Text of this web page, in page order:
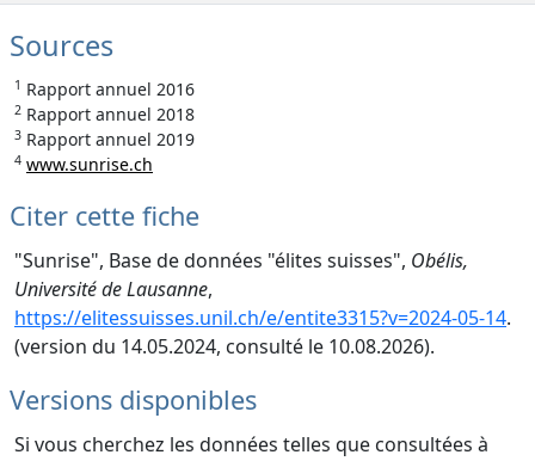
Sources
1 Rapport annuel 2016
2 Rapport annuel 2018
3 Rapport annuel 2019
4 www.sunrise.ch
Citer cette fiche
"Sunrise", Base de données "élites suisses", Obélis,
Université de Lausanne,
https://elitessuisses.unil.ch/e/entite3315?v=2024-05-14.
(version du 14.05.2024, consulté le 10.08.2026).
Versions disponibles
Si vous cherchez les données telles que consultées à